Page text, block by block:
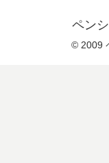
ペン
© 2009